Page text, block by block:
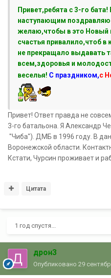
Привет,ребята с 3-го
наступающим поздравляю
желаю,чтобы в это Новый
счастья привалило,чтоб в
не прекращало выдавать
всем,здоровья и
веселья! С праздником,с
Привет! Ответ правда не
3-го батальона. Я Александр
"Чиба"). ДМБ в 1996 году. В
Воронежской области.
Кстати, Чурсин проживает и
Цитата
1 год спустя...
дрон3
Опубликовано 29